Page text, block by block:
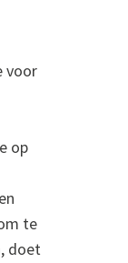
voor
op
te
doet